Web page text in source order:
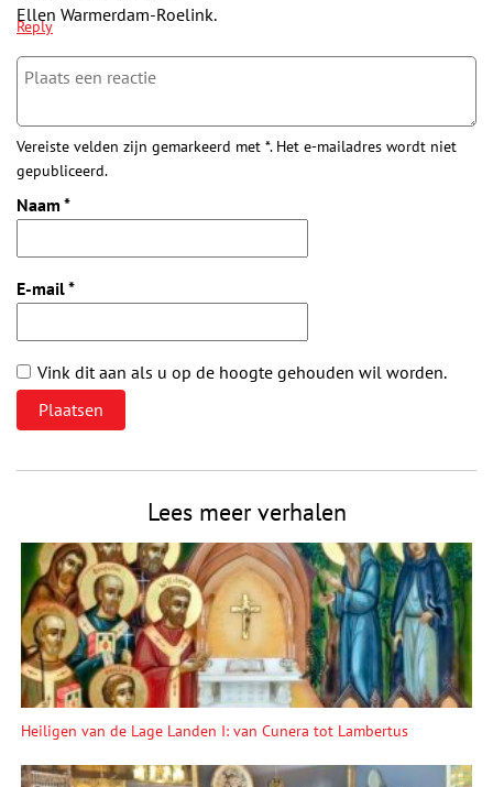
Ellen Warmerdam-Roelink.
Reply
Vereiste velden zijn gemarkeerd met *. Het e-mailadres wordt niet
gepubliceerd.
Naam *
E-mail*
Vink dit aan als u op de hoogte gehouden wil worden.
Lees meer verhalen
Heiligen van de Lage Landen I: van Cunera tot Lambertus